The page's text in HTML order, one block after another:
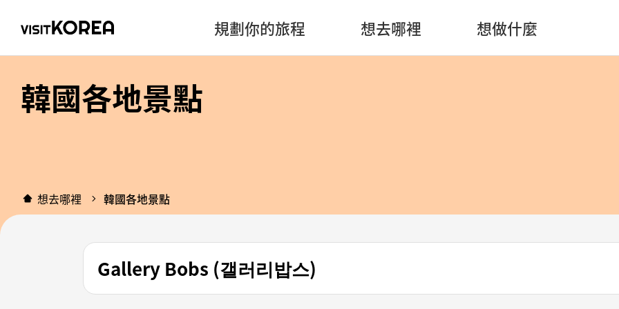
規劃你的旅程 想去哪裡 想做什麼
韓國各地景點
想去哪裡 韓國各地景點
Gallery Bobs (갤러리밥스)